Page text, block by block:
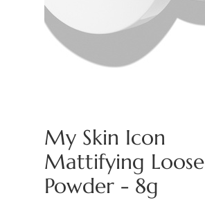
My Skin Icon
Mattifying Loose
Powder - 8g